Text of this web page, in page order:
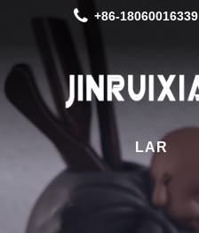
+86-18060016339
LAR